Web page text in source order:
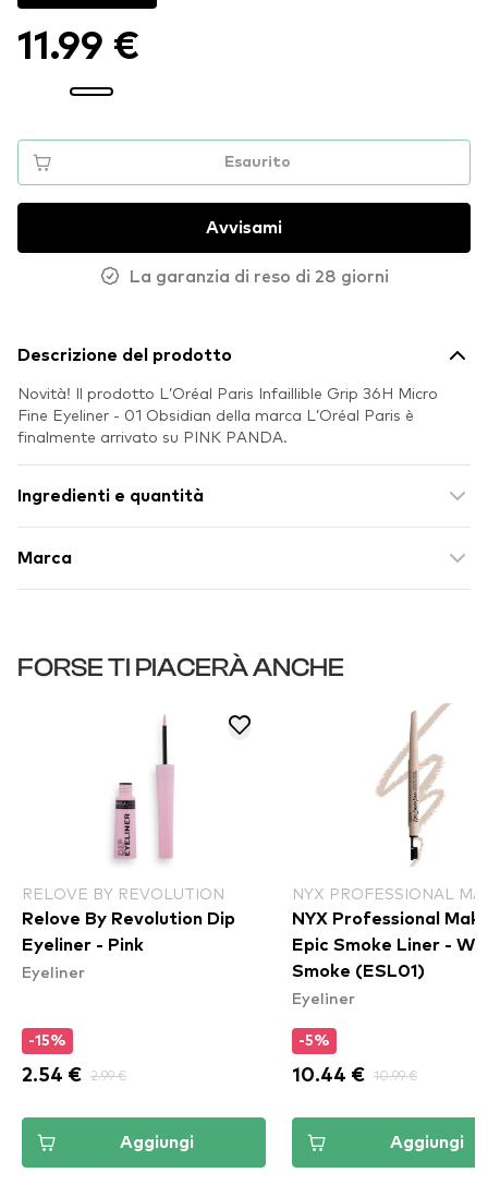
11.99 €
Esaurito
Avvisami
La garanzia di reso di 28 giorni
Descrizione del prodotto
Novità! Il prodotto L’Oréal Paris Infaillible Grip 36H Micro
Fine Eyeliner​ - 01 Obsidian della marca L’Oréal Paris è
finalmente arrivato su PINK PANDA.
Ingredienti e quantità
Marca
FORSE TI PIACERÀ ANCHE
RELOVE BY REVOLUTION
Relove By Revolution Dip
Eyeliner - Pink
Eyeliner
-15%
2.54 € 2.99 €
Aggiungi
NYX PROFESSIONAL
NYX Professional
Epic Smoke Liner -
Smoke (ESL01)
Eyeliner
-5%
10.44 € 10.99 €
Aggiungi